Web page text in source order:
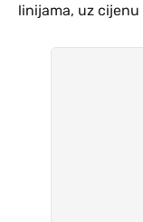
linijama, uz